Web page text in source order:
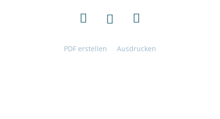
PDF erstellen Ausdrucken